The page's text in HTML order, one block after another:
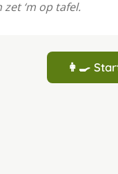
‘m op tafel.
👩‍🍳